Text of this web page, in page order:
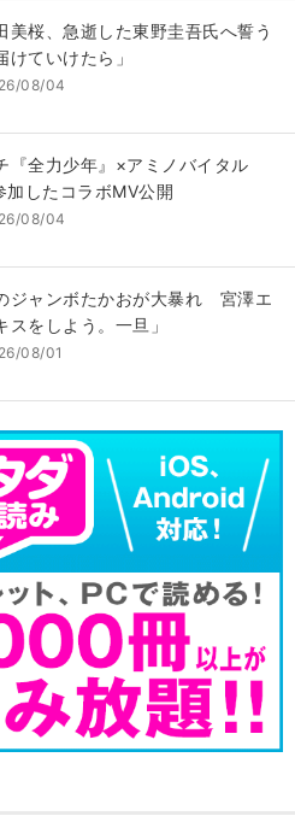
美桜、急逝した東野圭吾氏へ誓う
けていけたら」
08/04
『全力少年』×アミノバイタル
したコラボMV公開
08/04
ジャンボたかおが大暴れ 宮澤エ
スをしよう。一旦」
08/01